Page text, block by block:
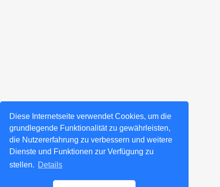
Diese Internetseite verwendet Cookies, um die
grundlegende Funktionalität zu gewährleisten,
die Nutzererfahrung zu verbessern und weitere
Dienste und Funktionen zur Verfügung zu
stellen. Details